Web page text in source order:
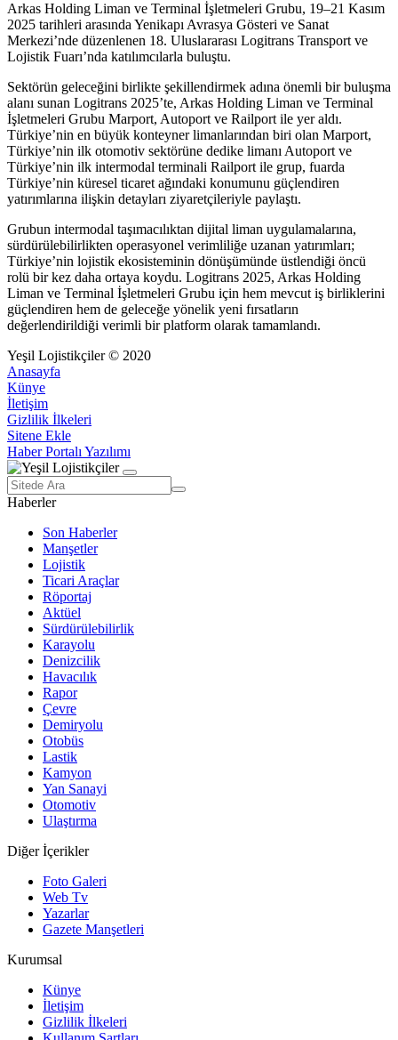
Arkas Holding Liman ve Terminal İşletmeleri Grubu, 19–21 Kasım
2025 tarihleri arasında Yenikapı Avrasya Gösteri ve Sanat
Merkezi’nde düzenlenen 18. Uluslararası Logitrans Transport ve
Lojistik Fuarı’nda katılımcılarla buluştu.
Sektörün geleceğini birlikte şekillendirmek adına önemli bir buluşma
alanı sunan Logitrans 2025’te, Arkas Holding Liman ve Terminal
İşletmeleri Grubu Marport, Autoport ve Railport ile yer aldı.
Türkiye’nin en büyük konteyner limanlarından biri olan Marport,
Türkiye’nin ilk otomotiv sektörüne dedike limanı Autoport ve
Türkiye’nin ilk intermodal terminali Railport ile grup, fuarda
Türkiye’nin küresel ticaret ağındaki konumunu güçlendiren
yatırımlarına ilişkin detayları ziyaretçileriyle paylaştı.
Grubun intermodal taşımacılıktan dijital liman uygulamalarına,
sürdürülebilirlikten operasyonel verimliliğe uzanan yatırımları;
Türkiye’nin lojistik ekosisteminin dönüşümünde üstlendiği öncü
rolü bir kez daha ortaya koydu. Logitrans 2025, Arkas Holding
Liman ve Terminal İşletmeleri Grubu için hem mevcut iş birliklerini
güçlendiren hem de geleceğe yönelik yeni fırsatların
değerlendirildiği verimli bir platform olarak tamamlandı.
Yeşil Lojistikçiler © 2020
Anasayfa
Künye
İletişim
Gizlilik İlkeleri
Sitene Ekle
Haber Portalı Yazılımı
Haberler
Son Haberler
Manşetler
Lojistik
Ticari Araçlar
Röportaj
Aktüel
Sürdürülebilirlik
Karayolu
Denizcilik
Havacılık
Rapor
Çevre
Demiryolu
Otobüs
Lastik
Kamyon
Yan Sanayi
Otomotiv
Ulaştırma
Diğer İçerikler
Foto Galeri
Web Tv
Yazarlar
Gazete Manşetleri
Kurumsal
Künye
İletişim
Gizlilik İlkeleri